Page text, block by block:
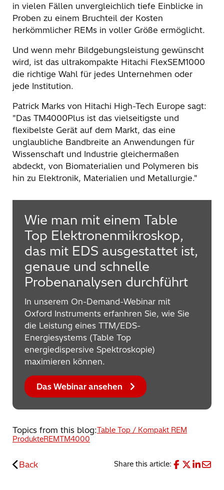
in vielen Fällen unvergleichlich tiefe Einblicke in
Proben zu einem Bruchteil der Kosten
herkömmlicher REMs in voller Größe ermöglicht.
Und wenn mehr Bildgebungsleistung gewünscht
wird, ist das ultrakompakte Hitachi FlexSEM1000
die richtige Wahl für jedes Unternehmen oder
jede Institution.
Patrick Marks von Hitachi High-Tech Europe sagt:
"Das TM4000Plus ist das vielseitigste und
flexibelste Gerät auf dem Markt, das eine
unglaubliche Bandbreite an Anwendungen für
Wissenschaft und Industrie gleichermaßen
abdeckt, von Biomaterialien und Polymeren bis
hin zu Elektronik, Materialien und Metallurgie."
Wie man mit einem Table
Top Elektronenmikroskop,
das mit EDS ausgestattet ist,
genaue und schnelle
Probenanalysen durchführt
In unserem On-Demand-Webinar mit
Oxford Instruments erfanhren Sie, wie Sie
die Leistung eines TTM/EDS-
Energiesystems (Table Top
energiedispersive Spektroskopie)
maximieren können.
Das Webinar ansehen
Topics from this blog:Table Top / Kompakt REM
ProdukteREMTM4000
Back Share this article: